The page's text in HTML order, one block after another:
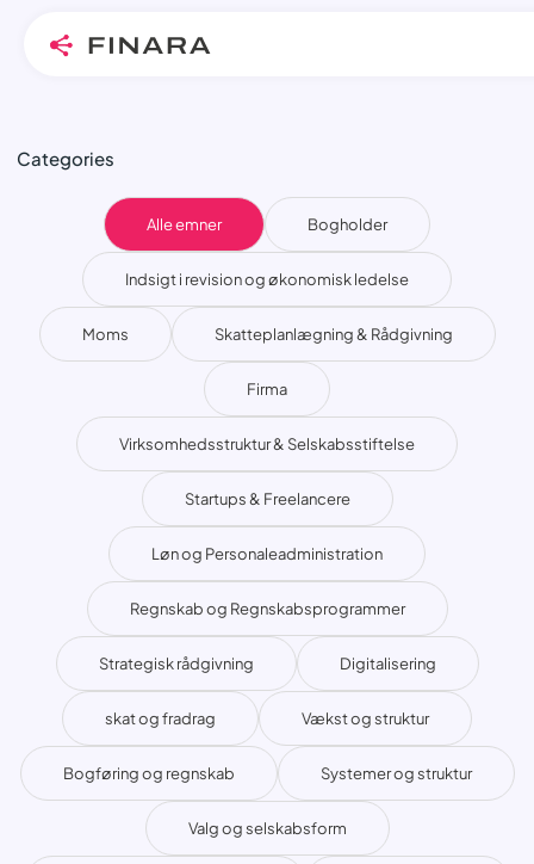
SkipCategories
Alle emner Bogholder
Indsigt i revision og økonomisk ledelse
Moms Skatteplanlægning & Rådgivning
Firma
Virksomhedsstruktur & Selskabsstiftelse
Startups & Freelancere
Løn og Personaleadministration
Regnskab og Regnskabsprogrammer
Strategisk rådgivning Digitalisering
skat og fradrag Vækst og struktur
Bogføring og regnskab Systemer og struktur
Valg og selskabsform